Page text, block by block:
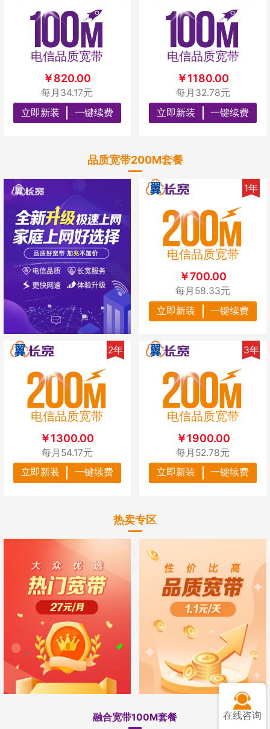
电信品质宽带
￥820.00
每月34.17元
立即新装
一键续费
电信品质宽带
￥1180.00
每月32.78元
立即新装
一键续费
品质宽带200M套餐
1年
电信品质宽带
￥700.00
每月58.33元
立即新装
一键续费
2年
电信品质宽带
￥1300.00
每月54.17元
立即新装
一键续费
3年
电信品质宽带
￥1900.00
每月52.78元
立即新装
一键续费
热卖专区
融合宽带100M套餐 在线咨询